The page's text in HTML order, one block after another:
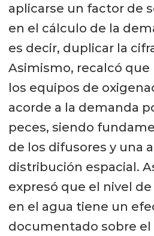
aplicarse un factor de
en el cálculo de la
es decir, duplicar la
Asimismo, recalcó que
los equipos de
acorde a la demanda
peces, siendo
de los difusores y una
distribución espacial.
expresó que el nivel
en el agua tiene un
documentado sobre el